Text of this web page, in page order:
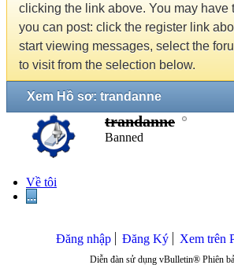
clicking the link above. You may have
you can post: click the register link
start viewing messages, select the
to visit from the selection below.
Xem Hồ sơ: trandanne
trandanne
Banned
Về tôi
...
Đăng nhập Đăng Ký Xem trên
Diễn đàn sử dụng vBulletin® Phiên